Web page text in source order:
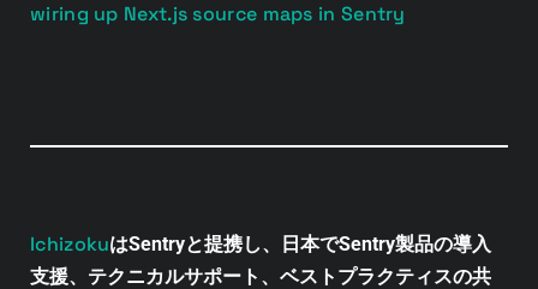
wiring up Next.js source maps in Sentry
IchizokuはSentryと提携し、日本でSentry製品の導入
支援、テクニカルサポート、ベストプラクティスの共